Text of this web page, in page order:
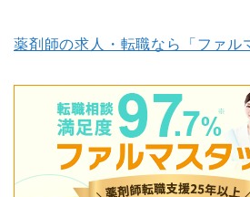
薬剤師の求人・転職なら「ファル